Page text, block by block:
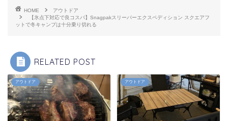
HOME
アウトドア
【氷点下対応で良コスパ】Snagpakスリーパーエクスペディション スクエアフ
ットで冬キャンプは十分乗り切れる
RELATED POST
アウトドア アウトドア